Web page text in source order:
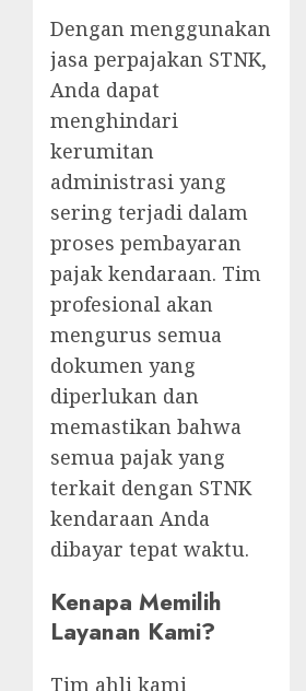
Dengan menggunakan
jasa perpajakan STNK,
Anda dapat
menghindari
kerumitan
administrasi yang
sering terjadi dalam
proses pembayaran
pajak kendaraan. Tim
profesional akan
mengurus semua
dokumen yang
diperlukan dan
memastikan bahwa
semua pajak yang
terkait dengan STNK
kendaraan Anda
dibayar tepat waktu.
Kenapa Memilih
Layanan Kami?
Tim ahli kami